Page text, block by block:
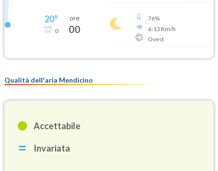
20°
0
ore
00
76%
6-13 Km/h
Ovest
Qualità dell'aria Mendicino
Accettabile
Invariata